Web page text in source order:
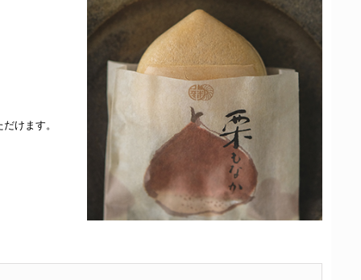
けます。